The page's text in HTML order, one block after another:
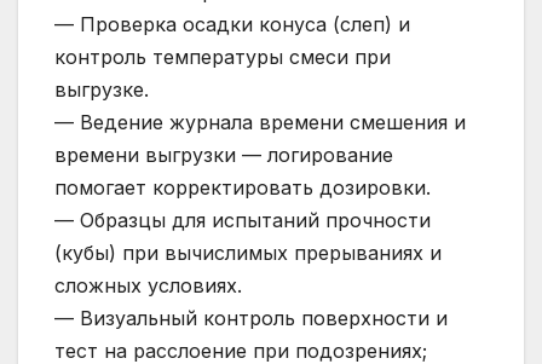
— Проверка осадки конуса (слеп) и
контроль температуры смеси при
выгрузке.
— Ведение журнала времени смешения и
времени выгрузки — логирование
помогает корректировать дозировки.
— Образцы для испытаний прочности
(кубы) при вычислимых прерываниях и
сложных условиях.
— Визуальный контроль поверхности и
тест на расслоение при подозрениях;